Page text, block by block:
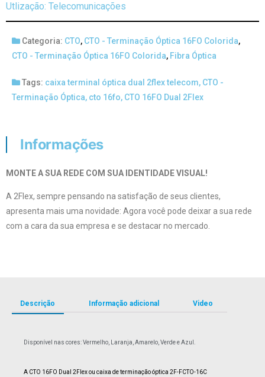
Utlização: Telecomunicações
Categoria: CTO, CTO - Terminação Óptica 16FO Colorida,
CTO - Terminação Óptica 16FO Colorida, Fibra Óptica
Tags: caixa terminal óptica dual 2flex telecom, CTO -
Terminação Óptica, cto 16fo, CTO 16FO Dual 2Flex
Informações
MONTE A SUA REDE COM SUA IDENTIDADE VISUAL!
A 2Flex, sempre pensando na satisfação de seus clientes,
apresenta mais uma novidade: Agora você pode deixar a sua rede
com a cara da sua empresa e se destacar no mercado.
Descrição Informação adicional Video
Disponível nas cores: Vermelho, Laranja, Amarelo, Verde e Azul.
A CTO 16FO Dual 2Flex ou caixa de terminação óptica 2F-FCTO-16C